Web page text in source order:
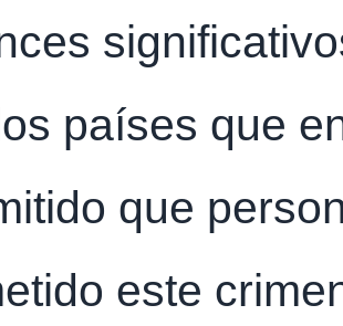
países que
que
este